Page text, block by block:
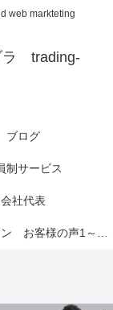
web markteting
ラ trading-
ブログ
制サービス
会社代表
ゴールドコイン お客様の声1～6ページ